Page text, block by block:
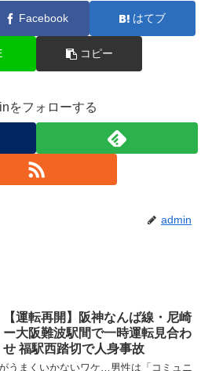
Facebook はてブ
コピー
をフォローする
admin
【運転再開】阪神なんば線・尼崎
ー大阪難波駅間で一時運転見合わ
せ 福駅西踏切で人身事故
うまくいかないワケ…男性は「コミュニ